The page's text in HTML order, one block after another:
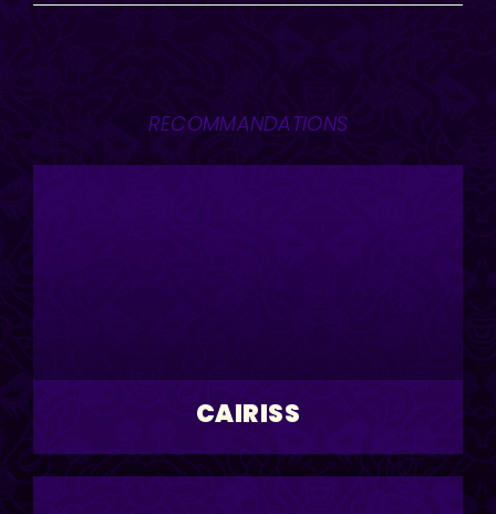
RECOMMANDATIONS
CAIRISS